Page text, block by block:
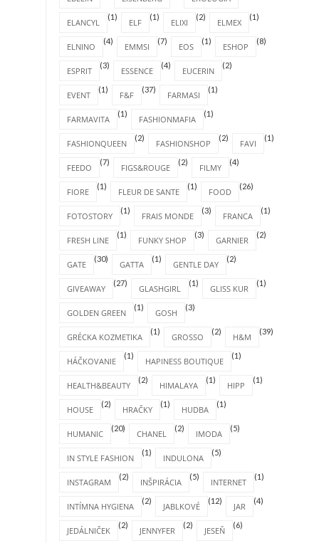
ELANCYL
(1)
ELF
(1)
ELIXI
(2)
ELMEX
(1)
ELNINO
(4)
EMMSI
(7)
EOS
(1)
ESHOP
(8)
ESPRIT
(3)
ESSENCE
(4)
EUCERIN
(2)
EVENT
(1)
F&F
(37)
FARMASI
(1)
FARMAVITA
(1)
FASHIONMAFIA
(1)
FASHIONQUEEN
(2)
FASHIONSHOP
(2)
FAVI
(1)
FEEDO
(7)
FIGS&ROUGE
(2)
FILMY
(4)
FIORE
(1)
FLEUR DE SANTE
(1)
FOOD
(26)
FOTOSTORY
(1)
FRAIS MONDE
(3)
FRANCA
(1)
FRESH LINE
(1)
FUNKY SHOP
(3)
GARNIER
(2)
GATE
(30)
GATTA
(1)
GENTLE DAY
(2)
GIVEAWAY
(27)
GLASHGIRL
(1)
GLISS KUR
(1)
GOLDEN GREEN
(1)
GOSH
(3)
GRÉCKA KOZMETIKA
(1)
GROSSO
(2)
H&M
(39)
HÁČKOVANIE
(1)
HAPINESS BOUTIQUE
(1)
HEALTH&BEAUTY
(2)
HIMALAYA
(1)
HIPP
(1)
HOUSE
(2)
HRAČKY
(1)
HUDBA
(1)
HUMANIC
(20)
CHANEL
(2)
IMODA
(5)
IN STYLE FASHION
(1)
INDULONA
(5)
INSTAGRAM
(2)
INŠPIRÁCIA
(5)
INTERNET
(1)
INTÍMNA HYGIENA
(2)
JABLKOVÉ
(12)
JAR
(4)
JEDÁLNIČEK
(2)
JENNYFER
(2)
JESEŇ
(6)